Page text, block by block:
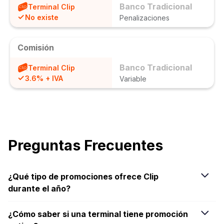
Terminal Clip
No existe
Banco Tradicional
Penalizaciones
Comisión
Terminal Clip
3.6% + IVA
Banco Tradicional
Variable
Preguntas Frecuentes
¿Qué tipo de promociones ofrece Clip
durante el año?
Clip lanza promociones en terminales punto de venta,
accesorios y kits POS, con descuentos y MSI.
¿Cómo saber si una terminal tiene promoción